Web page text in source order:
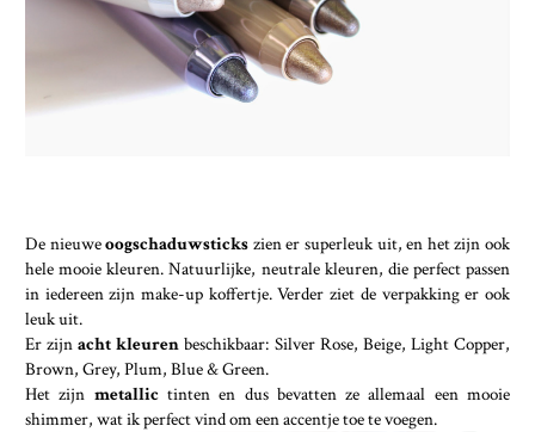
De nieuweoogschaduwsticks zien er superleuk uit, en het zijn ook
hele mooie kleuren. Natuurlijke, neutrale kleuren, die perfect passen
in iedereen zijn make-up koffertje. Verder ziet de verpakking er ook
leuk uit.
Er zijnacht kleuren beschikbaar: Silver Rose, Beige, Light Copper,
Brown, Grey, Plum, Blue & Green.
Het zijn metallic tinten en dus bevatten ze allemaal een mooie
shimmer, wat ik perfect vind om een accentje toe te voegen.